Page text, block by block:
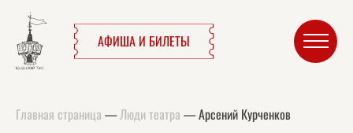
АФИША И БИЛЕТЫ
Главная страница —Люди театра —Арсений Курченков